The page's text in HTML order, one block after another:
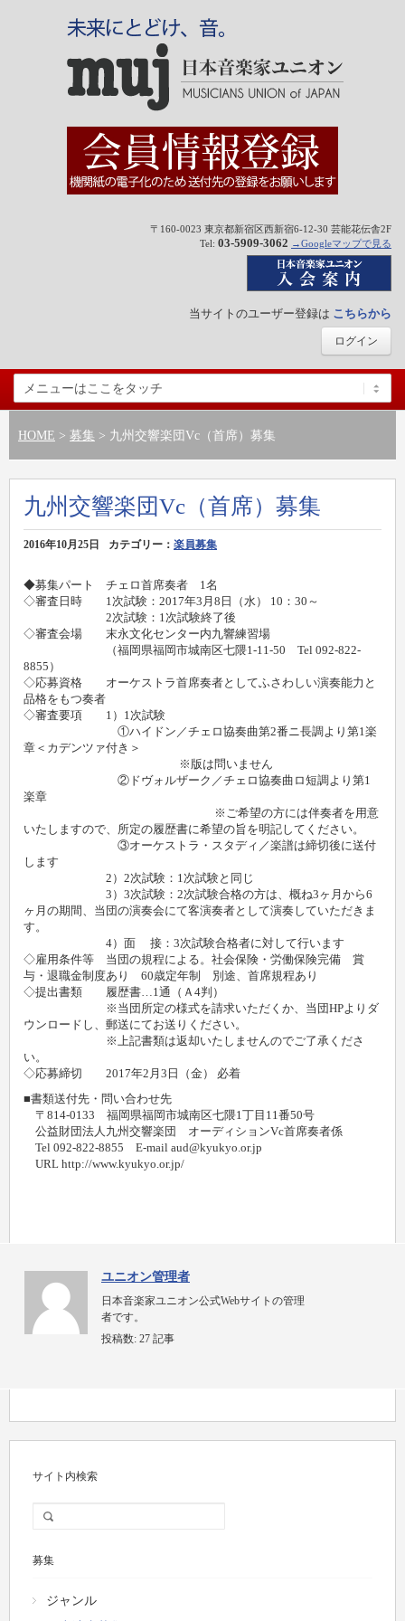
〒160-0023 東京都新宿区西新宿6-12-30 芸能花伝舎2F
Tel: 03-5909-3062 →Googleマップで見る
当サイトのユーザー登録は こちらから
ログイン
HOME > 募集 > 九州交響楽団Vc（首席）募集
九州交響楽団Vc（首席）募集
2016年10月25日 カテゴリー： 楽員募集
◆募集パート チェロ首席奏者 1名
◇審査日時 1次試験：2017年3月8日（水） 10：30～
2次試験：1次試験終了後
◇審査会場 末永文化センター内九響練習場
（福岡県福岡市城南区七隈1-11-50 Tel 092-822-
8855）
◇応募資格 オーケストラ首席奏者としてふさわしい演奏能力と
品格をもつ奏者
◇審査要項 1）1次試験
①ハイドン／チェロ協奏曲第2番ニ長調より第1楽
章＜カデンツァ付き＞
※版は問いません
②ドヴォルザーク／チェロ協奏曲ロ短調より第1
楽章
※ご希望の方には伴奏者を用意
いたしますので、所定の履歴書に希望の旨を明記してください。
③オーケストラ・スタディ／楽譜は締切後に送付
します
2）2次試験：1次試験と同じ
3）3次試験：2次試験合格の方は、概ね3ヶ月から6
ヶ月の期間、当団の演奏会にて客演奏者として演奏していただきま
す。
4）面 接：3次試験合格者に対して行います
◇雇用条件等 当団の規程による。社会保険・労働保険完備 賞
与・退職金制度あり 60歳定年制 別途、首席規程あり
◇提出書類 履歴書…1通（Ａ4判）
※当団所定の様式を請求いただくか、当団HPよりダ
ウンロードし、郵送にてお送りください。
※上記書類は返却いたしませんのでご了承くださ
い。
◇応募締切 2017年2月3日（金） 必着
■書類送付先・問い合わせ先
〒814-0133 福岡県福岡市城南区七隈1丁目11番50号
公益財団法人九州交響楽団 オーディションVc首席奏者係
Tel 092-822-8855 E-mail aud@kyukyo.or.jp
URL http://www.kyukyo.or.jp/
ユニオン管理者
日本音楽家ユニオン公式Webサイトの管理
者です。
投稿数: 27 記事
サイト内検索
募集
ジャンル